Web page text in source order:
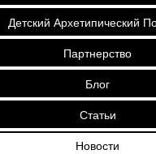
Детский Архетипический
Партнерство
Блог
Статьи
Новости